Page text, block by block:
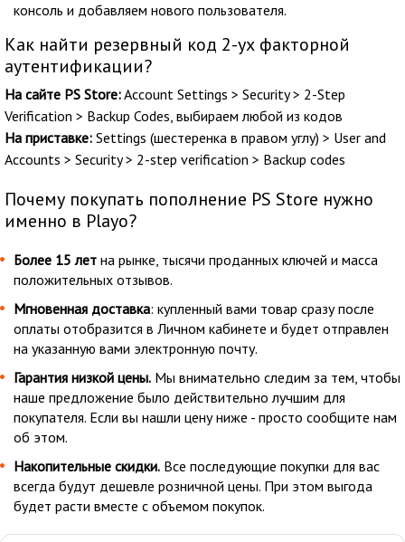
консоль и добавляем нового пользователя.
Как найти резервный код 2-ух факторной
аутентификации?
На сайте PS Store:Account Settings > Security > 2-Step
Verification > Backup Codes, выбираем любой из кодов
На приставке: Settings (шестеренка в правом углу) > User and
Accounts > Security > 2-step verification > Backup codes
Почему покупать пополнение PS Store нужно
именно в Playo?
Более 15 лет на рынке, тысячи проданных ключей и масса
положительных отзывов.
Мгновенная доставка: купленный вами товар сразу после
оплаты отобразится в Личном кабинете и будет отправлен
на указанную вами электронную почту.
Гарантия низкой цены. Мы внимательно следим за тем, чтобы
наше предложение было действительно лучшим для
покупателя. Если вы нашли цену ниже - просто сообщите нам
об этом.
Накопительные скидки. Все последующие покупки для вас
всегда будут дешевле розничной цены. При этом выгода
будет расти вместе с объемом покупок.